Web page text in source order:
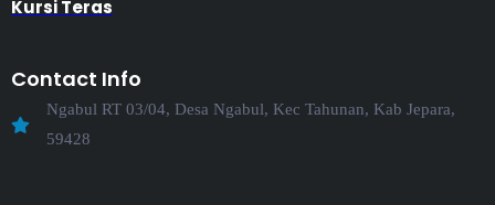
Kursi Teras
Contact Info
Ngabul RT 03/04, Desa Ngabul, Kec Tahunan, Kab Jepara,
59428